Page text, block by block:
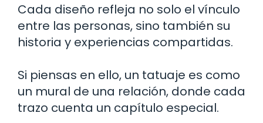
Cada diseño refleja no solo el vínculo
entre las personas, sino también su
historia y experiencias compartidas.
Si piensas en ello, un tatuaje es como
un mural de una relación, donde cada
trazo cuenta un capítulo especial.